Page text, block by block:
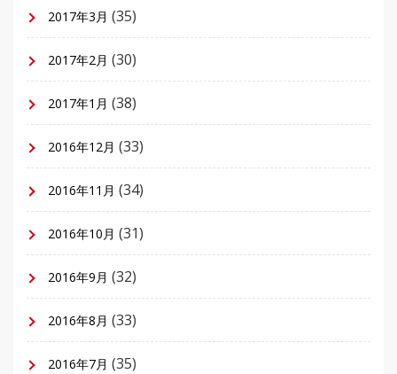
2017年3月 (35)
2017年2月 (30)
2017年1月 (38)
2016年12月 (33)
2016年11月 (34)
2016年10月 (31)
2016年9月 (32)
2016年8月 (33)
2016年7月 (35)